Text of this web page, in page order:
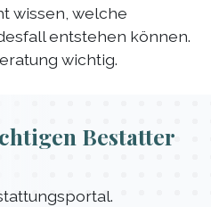
wissen, welche
entstehen können.
wichtig.
Bestatter